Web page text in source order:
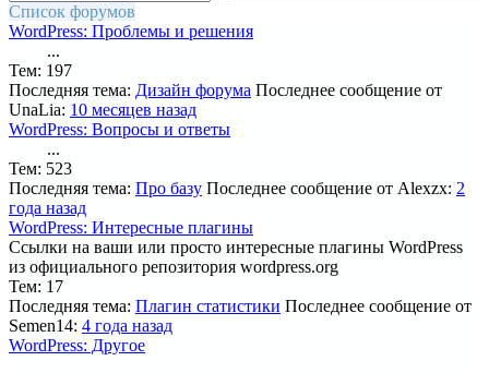
Список форумов
WordPress: Проблемы и решения
...
Тем: 197
Последняя тема: Дизайн форума Последнее сообщение от
UnaLia: 10 месяцев назад
WordPress: Вопросы и ответы
...
Тем: 523
Последняя тема: Про базу Последнее сообщение от Alexzx: 2
года назад
WordPress: Интересные плагины
Ссылки на ваши или просто интересные плагины WordPress
из официального репозитория wordpress.org
Тем: 17
Последняя тема: Плагин статистики Последнее сообщение от
Semen14: 4 года назад
WordPress: Другое